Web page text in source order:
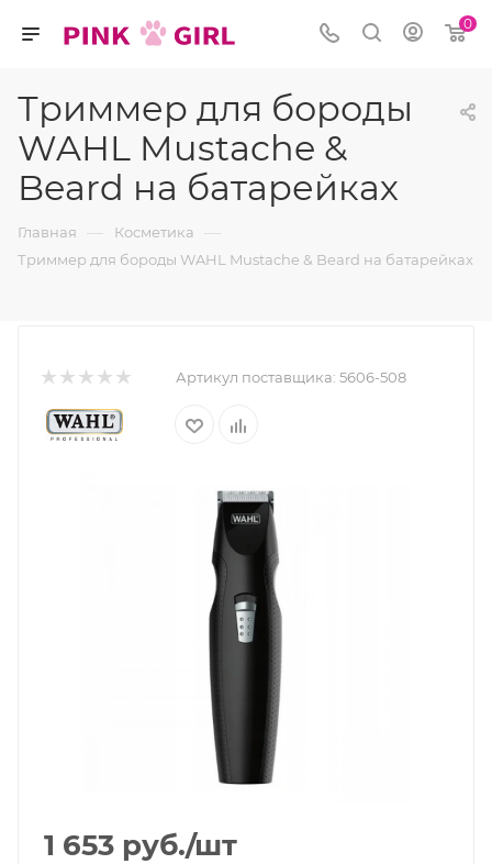
0
Триммер для бороды
WAHL Mustache &
Beard на батарейках
Главная — Косметика —
Триммер для бороды WAHL Mustache & Beard на батарейках
Артикул поставщика: 5606-508
1 653 руб./шт